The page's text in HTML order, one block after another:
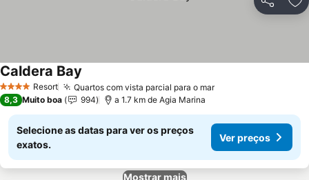
Partilhar
4 EstrelasResort Quartos com vista parcial para o mar
Caldera Bay
8,3 Muito boa 994 a 1.7 km de Agia Marina
Selecione as datas para ver os preços
exatos.
Ver preços
Mostrar mais